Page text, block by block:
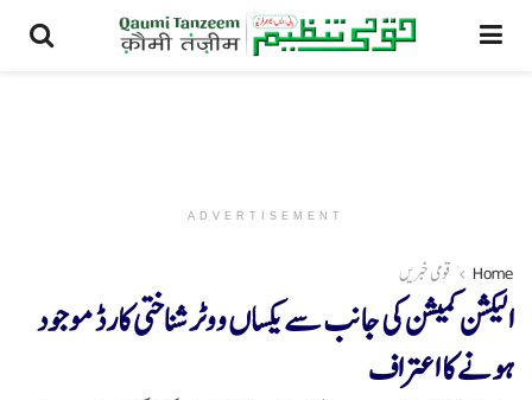
ADVERTISEMENT
Home قومی خبریں
الیکشن کمیشن کی جانب سے یکساں ووٹر شناختی کارڈ موجود
ہونے کا اعتراف